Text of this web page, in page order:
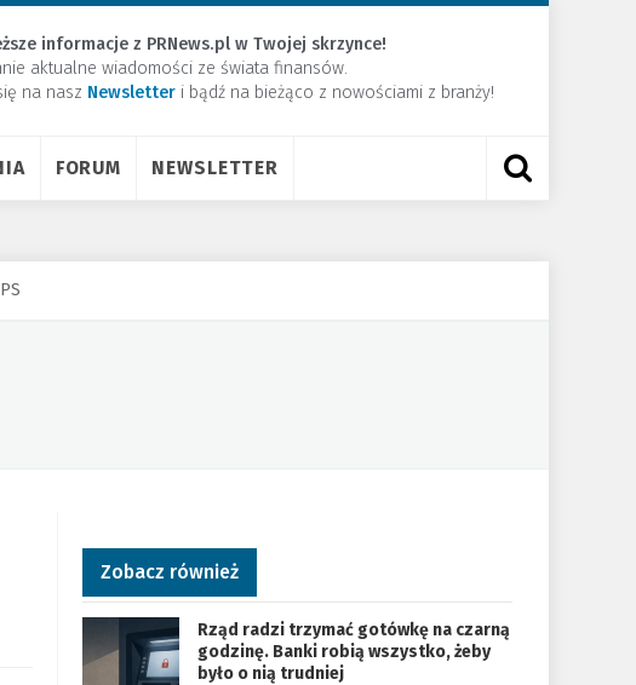
informacje z PRNews.pl w Twojej skrzynce!
aktualne wiadomości ze świata finansów.
na nasz Newsletter ​i bądź na bieżąco z nowościami z branży!
FORUM NEWSLETTER
Zobacz również
Rząd radzi trzymać gotówkę na czarną
godzinę. Banki robią wszystko, żeby
było o nią trudniej